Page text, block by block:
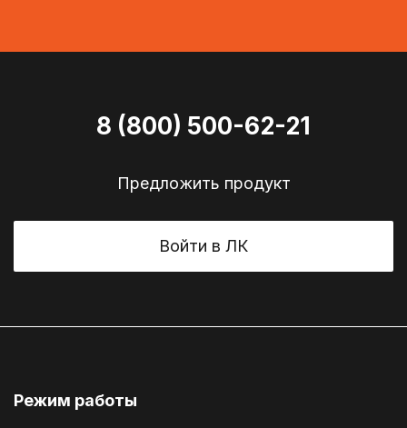
8 (800) 500-62-21
Предложить продукт
Войти в ЛК
Режим работы